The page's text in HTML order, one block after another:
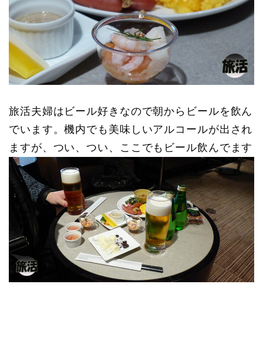
旅活夫婦はビール好きなので朝からビールを飲ん
でいます。機内でも美味しいアルコールが出され
ますが、つい、つい、ここでもビール飲んでます